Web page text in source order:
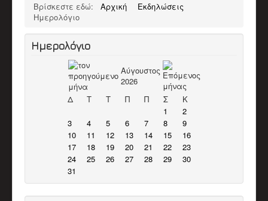
Διάφορα Video
ΈΡΕΥΝΑ
Ερευνητικό υλικό
Άρθρα
ΕΚΠΑΙΔΕΥΤΙΚΌ ΈΡΓΟ
Δράσεις
Υλικό
ΥΠΟΣΤΗΡΙΚΤΈΣ ΣΥΛΛΌΓΟΥ
Βρίσκεστε εδώ:
Αρχική
Εκδηλώσεις
Ημερολόγιο
Ημερολόγιο
Αύγουστος
2026
Δ
Τ Τ Π Π Σ
Κ
1
2
3
4 5 6 7 8
9
10
11 12 13 14 15
16
17
18 19 20 21 22
23
24
25 26 27 28 29
30
31